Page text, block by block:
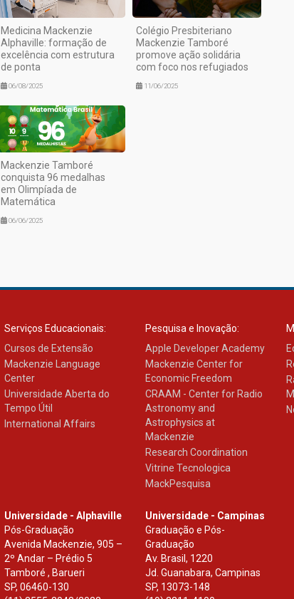
Medicina Mackenzie
Alphaville: formação de
excelência com estrutura
de ponta
06/08/2025
Colégio Presbiteriano
Mackenzie Tamboré
promove ação solidária
com foco nos refugiados
11/06/2025
Mackenzie Tamboré
conquista 96 medalhas
em Olimpíada de
Matemática
06/06/2025
Serviços Educacionais:
Cursos de Extensão
Mackenzie Language
Center
Universidade Aberta do
Tempo Útil
International Affairs
Pesquisa e Inovação:
Apple Developer Academy
Mackenzie Center for
Economic Freedom
CRAAM - Center for Radio
Astronomy and
Astrophysics at
Mackenzie
Research Coordination
Vitrine Tecnologica
MackPesquisa
Universidade - Alphaville
Pós-Graduação
Avenida Mackenzie, 905 –
2º Andar – Prédio 5
Tamboré , Barueri
SP, 06460-130
Universidade - Campinas
Graduação e Pós-
Graduação
Av. Brasil, 1220
Jd. Guanabara, Campinas
SP, 13073-148